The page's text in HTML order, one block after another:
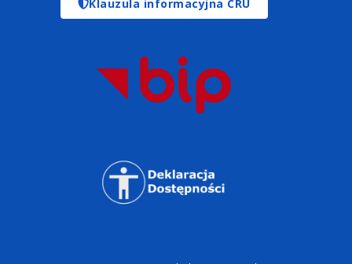
Klauzula informacyjna CRU